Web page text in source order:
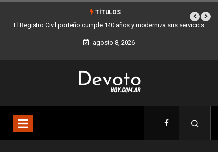
TÍTULOS
Buenos Aires sumó 12 nuevos Bares Notables y ya son 90 en toda
la Ciudad
agosto 8, 2026